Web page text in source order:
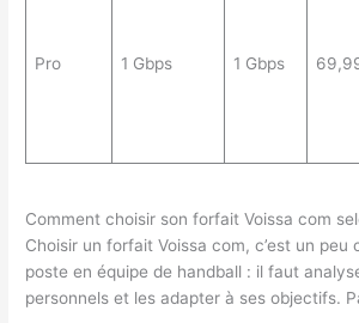
Pro 1 Gbps 1 Gbps
Comment choisir son forfait Voissa com
Choisir un forfait Voissa com, c’est un peu
poste en équipe de handball : il faut
personnels et les adapter à ses objectifs.